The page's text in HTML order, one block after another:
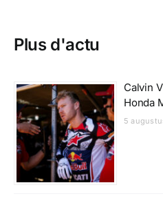
Plus d'actu
Calvin
Honda
5